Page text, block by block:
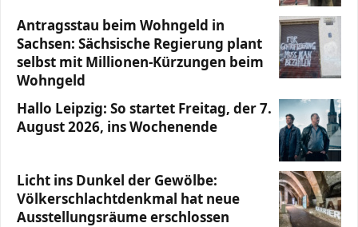
Antragsstau beim Wohngeld in
Sachsen: Sächsische Regierung plant
selbst mit Millionen-Kürzungen beim
Wohngeld
Hallo Leipzig: So startet Freitag, der 7.
August 2026, ins Wochenende
Licht ins Dunkel der Gewölbe:
Völkerschlachtdenkmal hat neue
Ausstellungsräume erschlossen